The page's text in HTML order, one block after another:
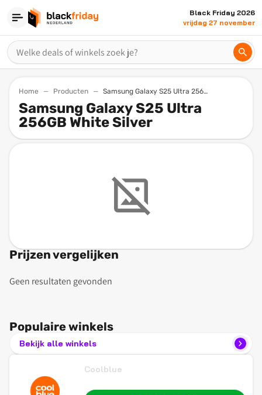
Black Friday 2026
vrijdag 27 november
Home Producten Samsung Galaxy S25 Ultra 256gb White Silver
Samsung Galaxy S25 Ultra
256GB White Silver
Prijzen vergelijken
Geen resultaten gevonden
Populaire winkels
Bekijk alle winkels
Coolblue